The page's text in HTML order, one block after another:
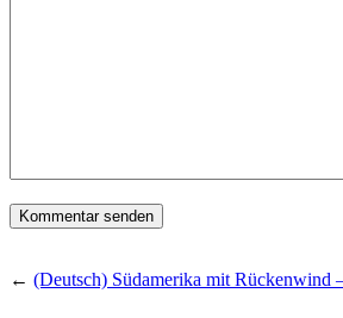
← (Deutsch) Südamerika mit Rückenwind